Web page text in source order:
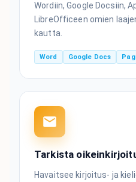
Wordiin, Google Docsiin,
LibreOfficeen omien
kautta.
Word Google Docs
Tarkista
Havaitsee kirjoitus- ja